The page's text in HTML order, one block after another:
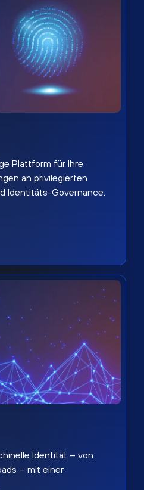
Plattform für Ihre
an privilegierten
Identitäts-Governance.
Identität – von
– mit einer